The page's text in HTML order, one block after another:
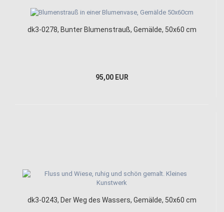
dk3-0278, Bunter Blumenstrauß, Gemälde, 50x60 cm
95,00 EUR
dk3-0243, Der Weg des Wassers, Gemälde, 50x60 cm